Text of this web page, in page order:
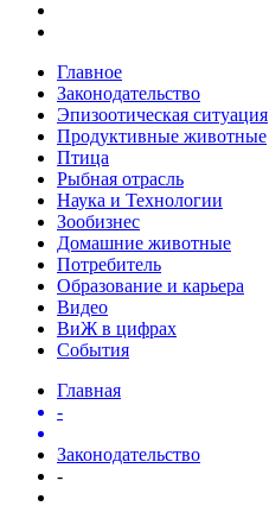
Главное
Законодательство
Эпизоотическая ситуация
Продуктивные животные
Птица
Рыбная отрасль
Наука и Технологии
Зообизнес
Домашние животные
Потребитель
Образование и карьера
Видео
ВиЖ в цифрах
События
Главная
-
Законодательство
-